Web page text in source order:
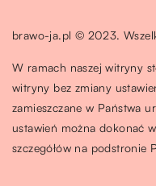
brawo-ja.pl © 2023.
W ramach naszej witryny
witryny bez zmiany
zamieszczane w Państwa
ustawień można dokonać
szczegółów na podstronie